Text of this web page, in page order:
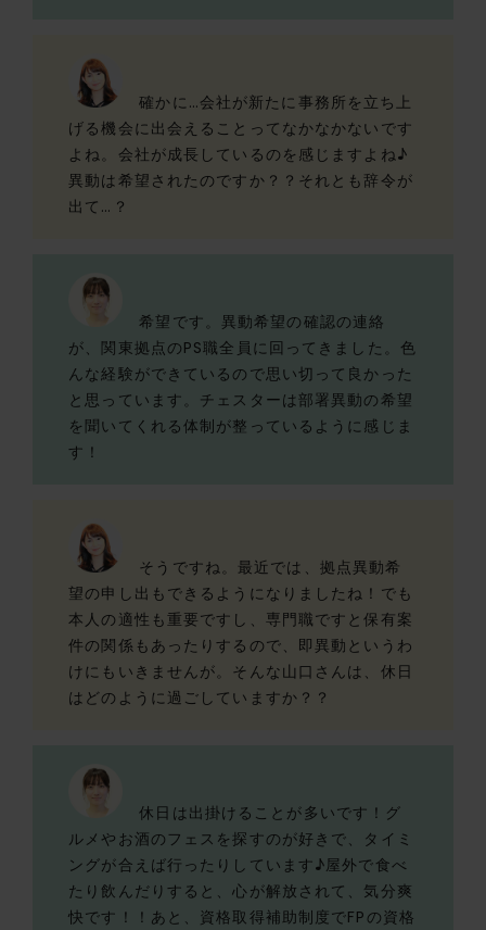
確かに…会社が新たに事務所を立ち上
げる機会に出会えることってなかなかないです
よね。会社が成長しているのを感じますよね♪
異動は希望されたのですか？？それとも辞令が
出て…？
希望です。異動希望の確認の連絡
が、関東拠点のPS職全員に回ってきました。色
んな経験ができているので思い切って良かった
と思っています。チェスターは部署異動の希望
を聞いてくれる体制が整っているように感じま
す！
そうですね。最近では、拠点異動希
望の申し出もできるようになりましたね！でも
本人の適性も重要ですし、専門職ですと保有案
件の関係もあったりするので、即異動というわ
けにもいきませんが。そんな山口さんは、休日
はどのように過ごしていますか？？
休日は出掛けることが多いです！グ
ルメやお酒のフェスを探すのが好きで、タイミ
ングが合えば行ったりしています♪屋外で食べ
たり飲んだりすると、心が解放されて、気分爽
快です！！あと、資格取得補助制度でFPの資格